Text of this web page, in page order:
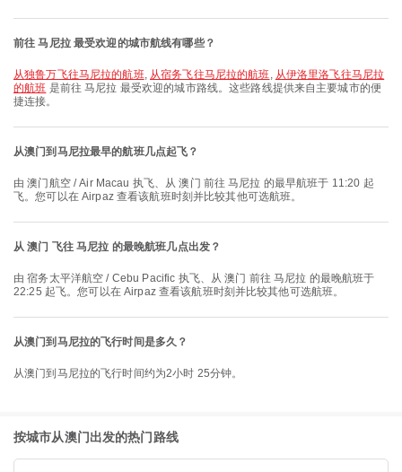
前往 马尼拉 最受欢迎的城市航线有哪些？
从独鲁万飞往马尼拉的航班, 从宿务飞往马尼拉的航班, 从伊洛里洛飞往马尼拉
的航班 是前往 马尼拉 最受欢迎的城市路线。这些路线提供来自主要城市的便
捷连接。
从澳门到马尼拉最早的航班几点起飞？
由 澳门航空 / Air Macau 执飞、从 澳门 前往 马尼拉 的最早航班于 11:20 起
飞。您可以在 Airpaz 查看该航班时刻并比较其他可选航班。
从 澳门 飞往 马尼拉 的最晚航班几点出发？
由 宿务太平洋航空 / Cebu Pacific 执飞、从 澳门 前往 马尼拉 的最晚航班于
22:25 起飞。您可以在 Airpaz 查看该航班时刻并比较其他可选航班。
从澳门到马尼拉的飞行时间是多久？
从澳门到马尼拉的飞行时间约为2小时 25分钟。
按城市从澳门出发的热门路线